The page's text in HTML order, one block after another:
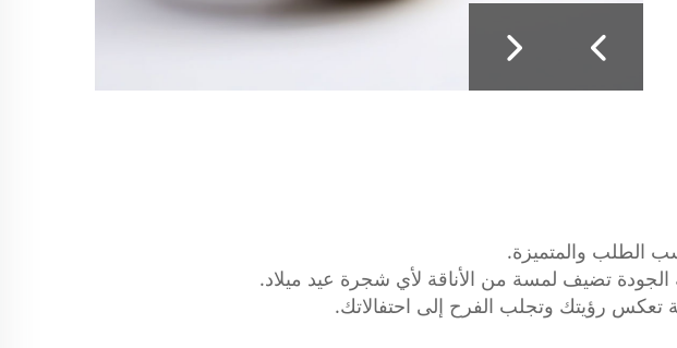
تضيف لمسة من الأناقة لأي شجرة عيد ميلاد.
رؤيتك وتجلب الفرح إلى احتفالاتك.